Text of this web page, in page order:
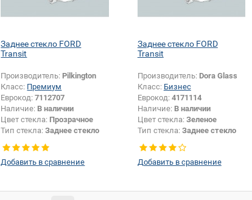
Заднее стекло FORD
Transit
Производитель: Pilkington
Класс: Премиум
Еврокод:7112707
Наличие: В наличии
Цвет стекла: Прозрачное
Тип стекла:Заднее стекло
Добавить в сравнение
Заднее стекло FORD
Transit
Производитель: Dora Glass
Класс: Бизнес
Еврокод: 4171114
Наличие: В наличии
Цвет стекла: Зеленое
Тип стекла: Заднее стекло
Добавить в сравнение